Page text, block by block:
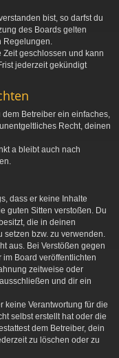
bist, so darfst du
des Boards gelten
geschlossen und kann
jederzeit gekündigt
Betreiber ein einfaches,
Recht, deinen
a bleibt auch nach
dass er keine Inhalte
guten Sitten verstoßen. Du
die in deinen
setzen bzw. zu verwenden.
aus. Bei Verstößen gegen
Board veröffentlichten
zeitweise oder
und dir ein
keine Verantwortung für die
selbst erstellt hat oder die
dem Betreiber, dein
zu löschen oder zu